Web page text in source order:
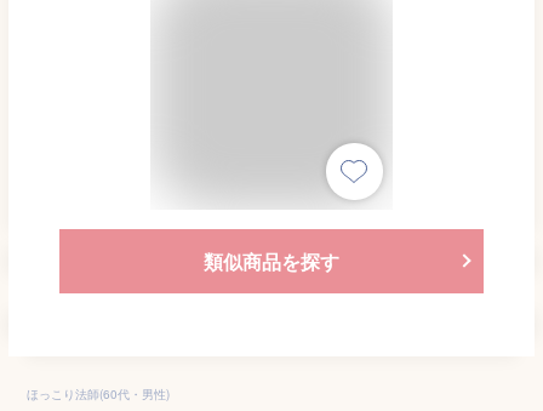
類似商品を探す
ほっこり法師(60代・男性)